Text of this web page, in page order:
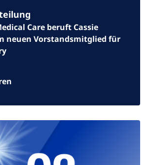
Care beruft Cassie
neuen Vorstandsmitglied für